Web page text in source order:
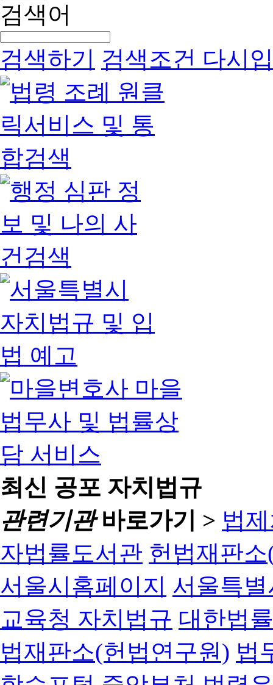
검색어
검색하기 검색조건 다시
최신 공포 자치법규
관련기관바로가기 > 법
자법률도서관 헌법재판
서울시홈페이지 서울특
교육청 자치법규 대한법
법재판소(헌법연구원) 법